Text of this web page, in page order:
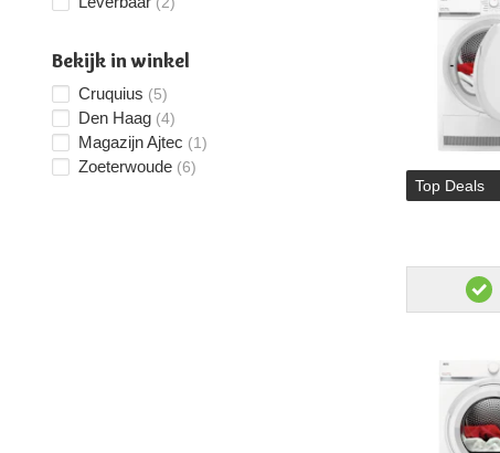
Top Deals
Bekijk in winkel
Cruquius (5)
Den Haag (4)
Magazijn Ajtec (1)
Zoeterwoude (6)